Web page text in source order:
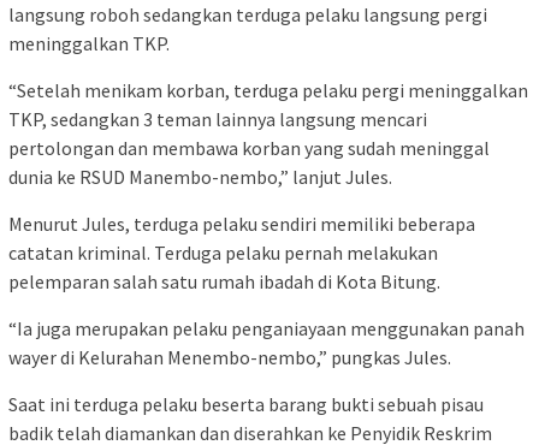
langsung roboh sedangkan terduga pelaku langsung pergi
meninggalkan TKP.
“Setelah menikam korban, terduga pelaku pergi meninggalkan
TKP, sedangkan 3 teman lainnya langsung mencari
pertolongan dan membawa korban yang sudah meninggal
dunia ke RSUD Manembo-nembo,” lanjut Jules.
Menurut Jules, terduga pelaku sendiri memiliki beberapa
catatan kriminal. Terduga pelaku pernah melakukan
pelemparan salah satu rumah ibadah di Kota Bitung.
“Ia juga merupakan pelaku penganiayaan menggunakan panah
wayer di Kelurahan Menembo-nembo,” pungkas Jules.
Saat ini terduga pelaku beserta barang bukti sebuah pisau
badik telah diamankan dan diserahkan ke Penyidik Reskrim